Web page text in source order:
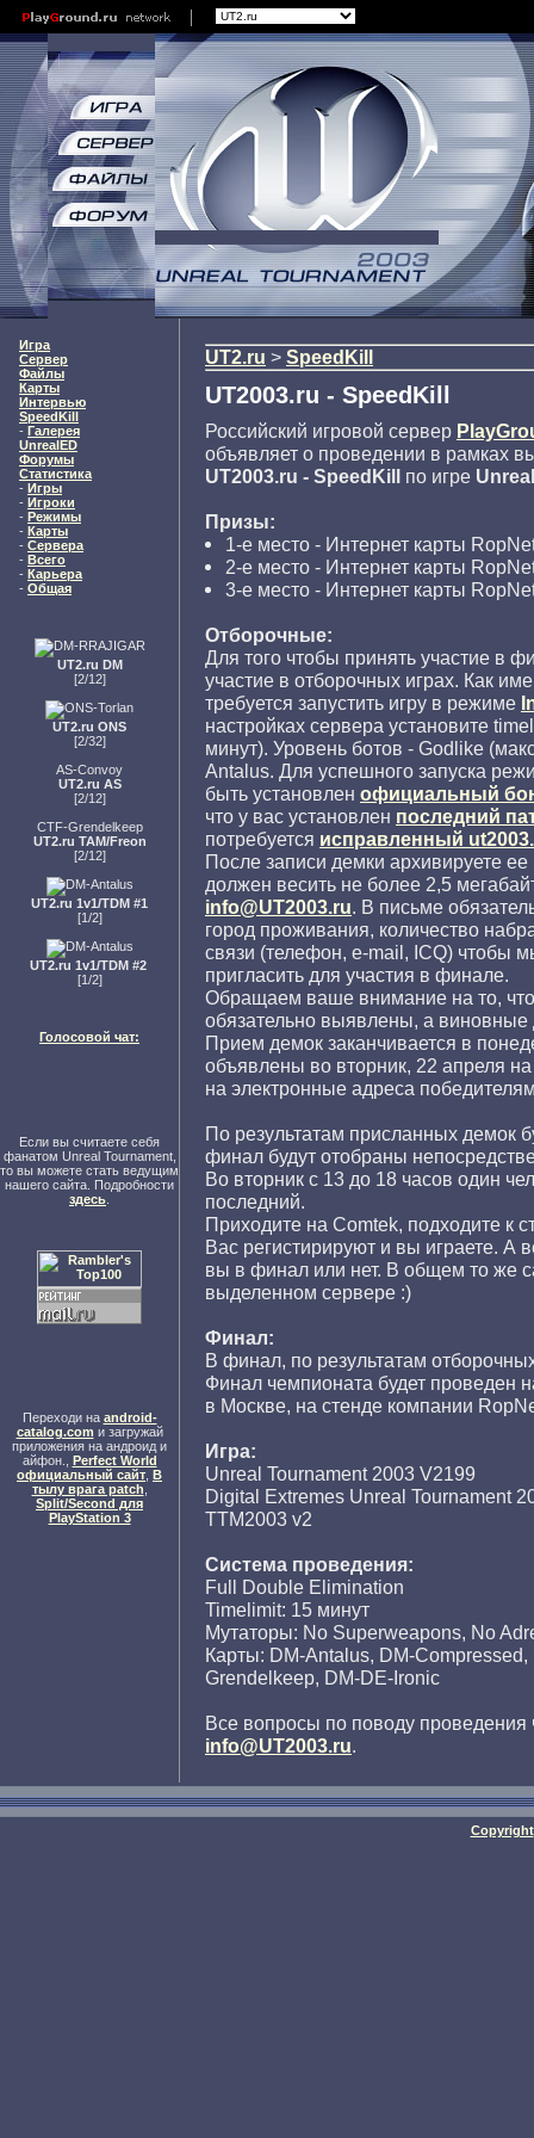
Игра
Сервер
Файлы
Карты
Интервью
SpeedKill
- Галерея
UnrealED
Форумы
Статистика
- Игры
- Игроки
- Режимы
- Карты
- Сервера
- Всего
- Карьера
- Общая
UT2.ru DM
[2/12]
UT2.ru ONS
[2/32]
AS-Convoy
UT2.ru AS
[2/12]
CTF-Grendelkeep
UT2.ru TAM/Freon
[2/12]
UT2.ru 1v1/TDM #1
[1/2]
UT2.ru 1v1/TDM #2
[1/2]
Голосовой чат:
Если вы считаете себя
фанатом Unreal Tournament,
то вы можете стать ведущим
нашего сайта. Подробности
здесь
Переходи на android-
catalog.com и загружай
приложения на андроид и
айфон., Perfect World
официальный сайт В
тылу врага patch
Split/Second для
PlayStation 3
UT2.ru > SpeedKill
UT2003.ru - SpeedKill
Российский игровой сервер
объявляет о проведении в рамках
UT2003.ru - SpeedKill по игре
Призы:
1-е место - Интернет карты
2-е место - Интернет карты
3-е место - Интернет карты
Отборочные:
Для того чтобы принять участие в
участие в отборочных играх. Как
требуется запустить игру в режиме
настройках сервера установите
минут). Уровень ботов - Godlike
Antalus. Для успешного запуска
быть установлен официальный
что у вас установлен последний
потребуется исправленный
После записи демки архивируете
должен весить не более 2,5
info@UT2003.ru. В письме
город проживания, количество
связи (телефон, e-mail, ICQ) чтобы
пригласить для участия в финале.
Обращаем ваше внимание на то,
обязательно выявлены, а
Прием демок заканчивается в
объявлены во вторник, 22 апреля
на электронные адреса
По результатам присланных демок
финал будут отобраны
Во вторник с 13 до 18 часов один
последний.
Приходите на Comtek, подходите к
Вас регистирируют и вы играете. А
вы в финал или нет. В общем то же
выделенном сервере :)
Финал:
В финал, по результатам
Финал чемпионата будет проведен
в Москве, на стенде компании
Игра:
Unreal Tournament 2003 V2199
Digital Extremes Unreal Tournament
TTM2003 v2
Система проведения:
Full Double Elimination
Timelimit: 15 минут
Мутаторы: No Superweapons, No
Карты: DM-Antalus, DM-
Grendelkeep, DM-DE-Ironic
Все вопросы по поводу
info@UT2003.ru.
Copyright